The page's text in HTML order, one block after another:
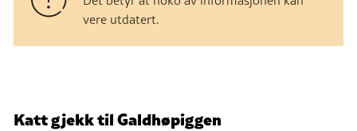
vere utdatert.
Katt gjekk til Galdhøpiggen